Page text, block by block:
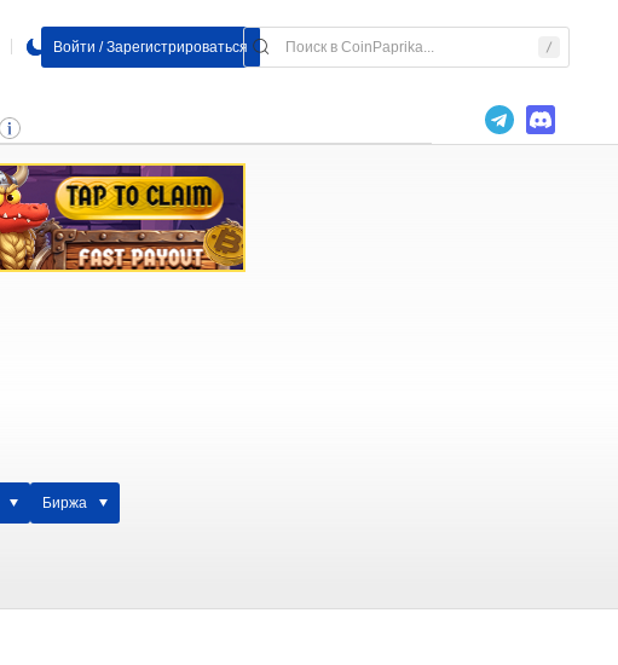
Войти / Зарегистрироваться
Биржа